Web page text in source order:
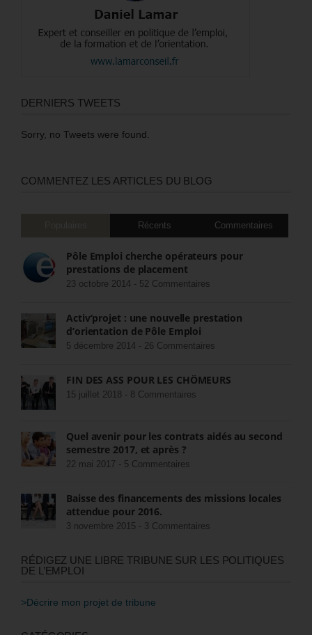
DERNIERS TWEETS
Sorry, no Tweets were found.
COMMENTEZ LES ARTICLES DU BLOG
Récents Commentaires
Pôle Emploi cherche opérateurs pour
prestations de placement
23 octobre 2014 - 52 Commentaires
Activ’projet : une nouvelle prestation
d’orientation de Pôle Emploi
5 décembre 2014 - 26 Commentaires
FIN DES ASS POUR LES CHÔMEURS
15 juillet 2018 - 8 Commentaires
Quel avenir pour les contrats aidés au second
semestre 2017, et après ?
22 mai 2017 - 5 Commentaires
Baisse des financements des missions locales
attendue pour 2016.
3 novembre 2015 - 3 Commentaires
RÉDIGEZ UNE LIBRE TRIBUNE SUR LES POLITIQUES
DE L’EMPLOI
>Décrire mon projet de tribune